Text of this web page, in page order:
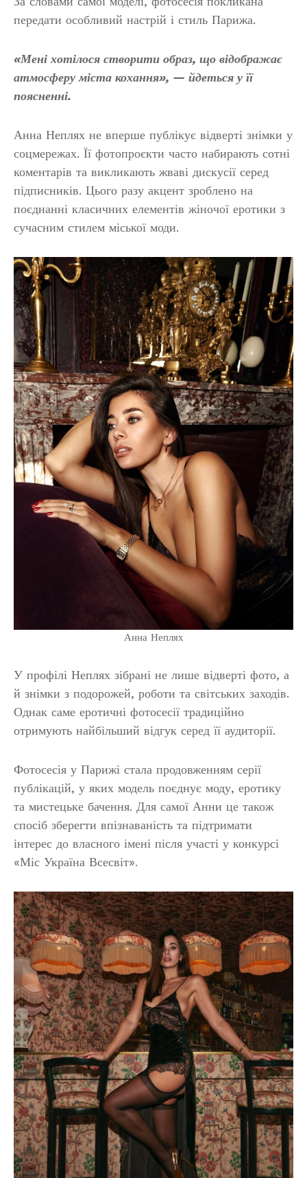
передати особливий настрій і стиль Парижа.
«Мені хотілося створити образ, що відображає
атмосферу міста кохання», — йдеться у її
поясненні.
Анна Неплях не вперше публікує відверті знімки у
соцмережах. Її фотопроєкти часто набирають сотні
коментарів та викликають жваві дискусії серед
підписників. Цього разу акцент зроблено на
поєднанні класичних елементів жіночої еротики з
сучасним стилем міської моди.
Анна Неплях
У профілі Неплях зібрані не лише відверті фото, а
й знімки з подорожей, роботи та світських заходів.
Однак саме еротичні фотосесії традиційно
отримують найбільший відгук серед її аудиторії.
Фотосесія у Парижі стала продовженням серії
публікацій, у яких модель поєднує моду, еротику
та мистецьке бачення. Для самої Анни це також
спосіб зберегти впізнаваність та підтримати
інтерес до власного імені після участі у конкурсі
«Міс Україна Всесвіт».